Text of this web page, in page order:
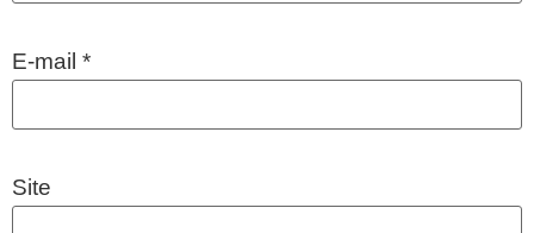
E-mail *
Site